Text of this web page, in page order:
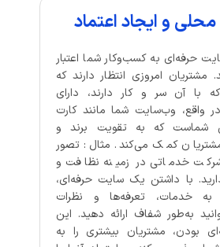
و ایجاد اعتماد
حرفه‌ای به کسب‌وکار شما اعتبار
امروزی انتظار دارند که
با آن سر و کار دارند، دارای
واقع، وب‌سایت شما مانند کارت
شماست که به تقویت برند و
کمک می‌کند. مثال: تصور
خدماتی در زمینه نظافت و
با داشتن یک سایت حرفه‌ای،
به خدمات، تعرفه‌ها و نظرات
به‌طور شفاف ارائه دهید. این
بودن، مشتریان بیشتری را به